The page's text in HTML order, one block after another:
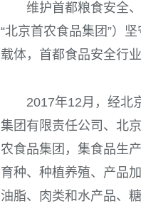
维护首都粮食安全
“北京首农食品集团”）
载体，首都食品安全行
2017年12月，经北
集团有限责任公司、北
农食品集团，集食品生
育种、种植养殖、产品
油脂、肉类和水产品、